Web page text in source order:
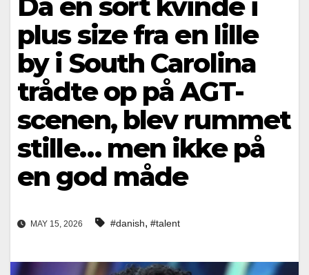
Da en sort kvinde i
plus size fra en lille
by i South Carolina
trådte op på AGT-
scenen, blev rummet
stille… men ikke på
en god måde
MAY 15, 2026 #danish, #talent